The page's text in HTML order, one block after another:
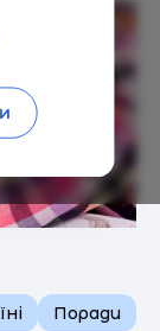
Поради